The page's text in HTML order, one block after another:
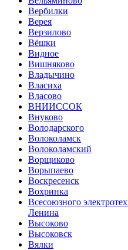
Вербилки
Верея
Верзилово
Вёшки
Видное
Вишняково
Владычино
Власиха
Власово
ВНИИССОК
Внуково
Володарского
Волоколамск
Волоколамский
Ворщиково
Ворыпаево
Воскресенск
Вохринка
Всесоюзного
Ленина
Высоково
Высоковск
Вялки